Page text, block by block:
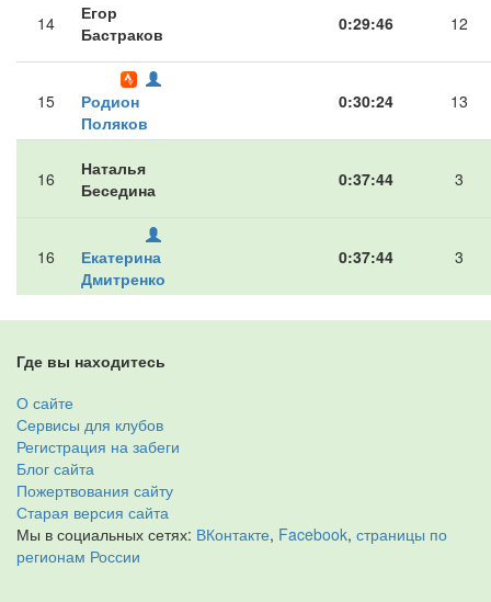
14
Егор
Бастраков
0:29:46 12
15
Родион
Поляков
0:30:24 13
16
Наталья
Беседина
0:37:44 3
16
Екатерина
Дмитренко
0:37:44 3
Где вы находитесь
О сайте
Сервисы для клубов
Регистрация на забеги
Блог сайта
Пожертвования сайту
Старая версия сайта
Мы в социальных сетях: ВКонтакте, Facebook, страницы по
регионам России